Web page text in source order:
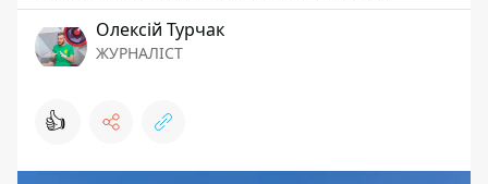
Олексій Турчак
ЖУРНАЛІСТ
👍